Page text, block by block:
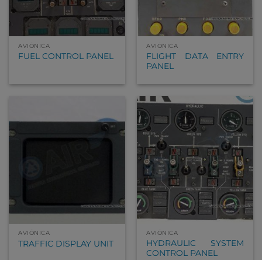
AVIÓNICA
FUEL CONTROL PANEL
AVIÓNICA
FLIGHT DATA ENTRY
PANEL
AVIÓNICA
TRAFFIC DISPLAY UNIT
AVIÓNICA
HYDRAULIC SYSTEM
CONTROL PANEL